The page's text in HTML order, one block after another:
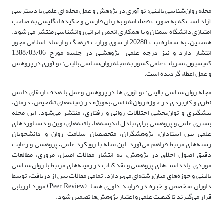
مجله روان‌شناسی بالینی: نو آوری در پژوهش و عمل مجله ای علمی با دسترسی
آزاد است که به صورت فصلنامه و به زبان فارسی و چکیده انگلیسی به صاحب
امتیازی دانشگاه سمنان و با همکاری انجمن ایرانی روانشناسی منتشر می شود.
همچنین، به شماره ثبت 20280 از سوی وزارت فرهنگ و ارشاد اسلامی مجوز
انتشار دارد و نیز درجه علمی- پژوهشـی در جلسه مورخ 1388/03/06
کمیسیون نشریات علمی کشور به مجله روان‌شناسی بالینی: نو آوری در پژوهش
و عمل اعطاء گردیده است.
مجله روان‌شناسی بالینی: نو آوری ها در پژوهش وعمل با هدف ارتقای دانش
نظری و کاربردی در حوزه روان‌شناسی، به‌ویژه در زمینه‌های تشخیص، درمان،
پیشگیری و توان‌بخشی اختلالات روانی و رفتاری، منتشر می‌شود. این مجله
بستری علمی و پژوهشی برای تبادل اندیشه‌ها، یافته‌های نوین و دستاوردهای
علمی بین استادان، پژوهشگران، متخصصان سلامت روان و دانشجویان
رشته‌های مرتبط فراهم می‌آورد. این مجله با رویکرد علمی – پژوهشی و رعایت
دقیق اصول اخلاق در پژوهش، به انتشار مقالات اصیل، مروری، مطالعات
موردی، یادداشت‌های پژوهشی و نقد کتاب در زمینه‌های مرتبط با روان‌شناسی
بالینی و حوزه‌های میان‌رشته‌ای می‌پردازد. تمامی مقالات پس از دریافت، توسط
داوران متخصص و خبره در فرایند داوری همتا (Peer Review) مورد ارزیابی
قرار می‌گیرند تا کیفیت علمی و اعتبار پژوهش‌ها تضمین شود.